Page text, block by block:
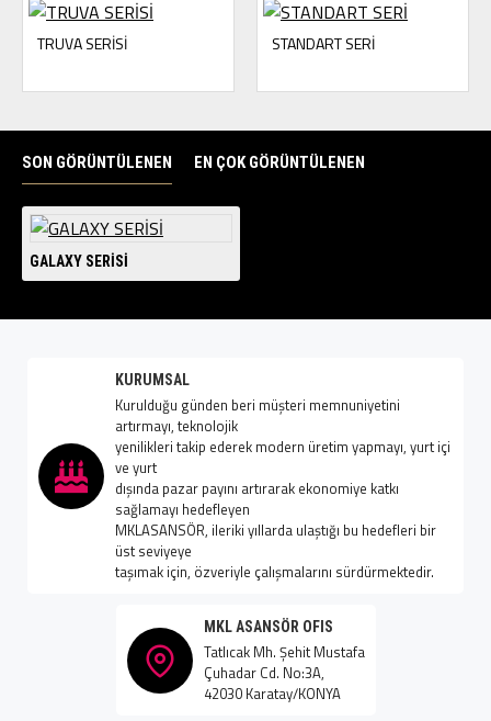
TRUVA SERİSİ STANDART SERİ
SON GÖRÜNTÜLENEN EN ÇOK GÖRÜNTÜLENEN
GALAXY SERİSİ
KURUMSAL
Kurulduğu günden beri müşteri memnuniyetini
artırmayı, teknolojik
yenilikleri takip ederek modern üretim yapmayı, yurt içi
ve yurt
dışında pazar payını artırarak ekonomiye katkı
sağlamayı hedefleyen
MKLASANSÖR, ileriki yıllarda ulaştığı bu hedefleri bir
üst seviyeye
taşımak için, özveriyle çalışmalarını sürdürmektedir.
MKL ASANSÖR OFIS
Tatlıcak Mh. Şehit Mustafa
Çuhadar Cd. No:3A,
42030 Karatay/KONYA